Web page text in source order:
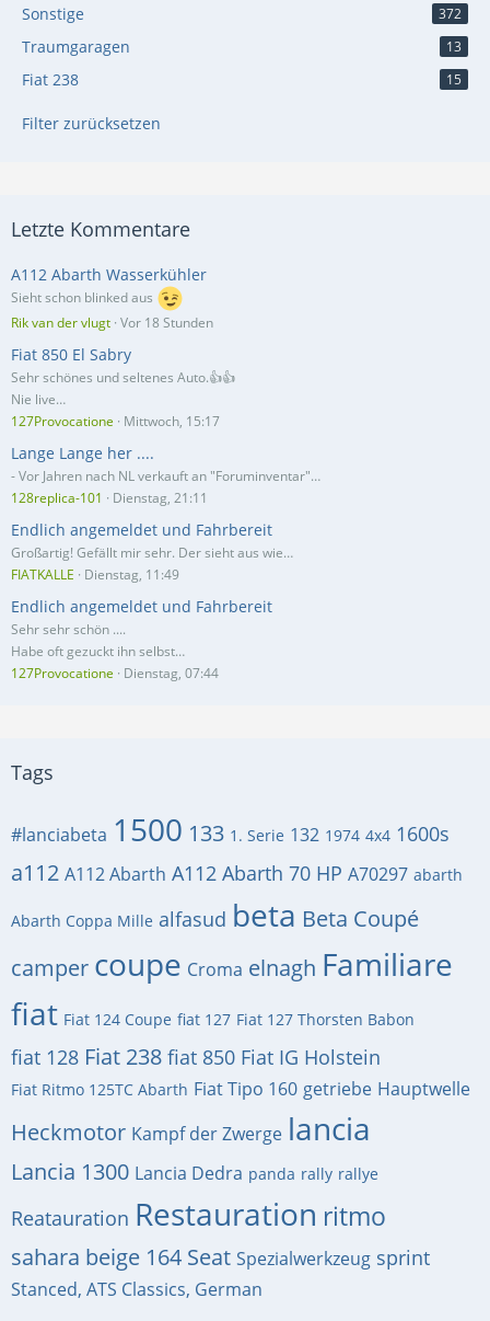
Sonstige 372
Traumgaragen 13
Fiat 238 15
Filter zurücksetzen
Letzte Kommentare
A112 Abarth Wasserkühler
Sieht schon blinked aus
Rik van der vlugt Vor 18 Stunden
Fiat 850 El Sabry
Sehr schönes und seltenes Auto.👍👍
Nie live…
127Provocatione
Mittwoch, 15:17
Lange Lange her ....
- Vor Jahren nach NL verkauft an "Foruminventar"…
128replica-101
Dienstag, 21:11
Endlich angemeldet und Fahrbereit
Großartig! Gefällt mir sehr. Der sieht aus wie…
FIATKALLE
Dienstag, 11:49
Endlich angemeldet und Fahrbereit
Sehr sehr schön ....
Habe oft gezuckt ihn selbst…
127Provocatione
Dienstag, 07:44
Tags
#lanciabeta 1500 133 1. Serie 132 1974 4x4 1600s
a112 A112 Abarth A112 Abarth 70 HP A70297 abarth
Abarth Coppa Mille alfasud beta Beta Coupé
camper coupe Croma elnagh Familiare
fiat Fiat 124 Coupe fiat 127 Fiat 127 Thorsten Babon
fiat 128 Fiat 238 fiat 850 Fiat IG Holstein
Fiat Ritmo 125TC Abarth Fiat Tipo 160 getriebe Hauptwelle
Heckmotor Kampf der Zwerge lancia
Lancia 1300 Lancia Dedra panda rally rallye
Reatauration Restauration ritmo
sahara beige 164 Seat Spezialwerkzeug sprint
Stanced, ATS Classics, German